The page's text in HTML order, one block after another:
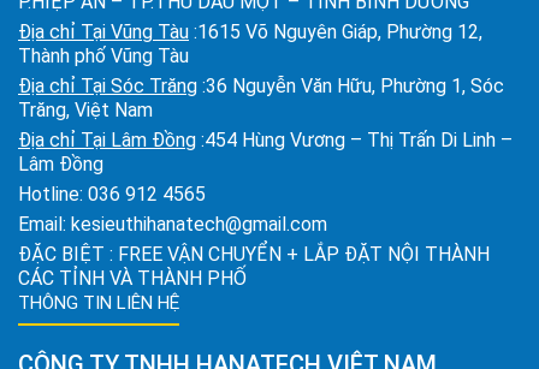
Địa chỉ Tại Vũng Tàu :1615 Võ Nguyên Giáp, Phường 12,
Thành phố Vũng Tàu
Địa chỉ Tại Sóc Trăng :36 Nguyễn Văn Hữu, Phường 1, Sóc
Trăng, Việt Nam
Địa chỉ Tại Lâm Đồng :454 Hùng Vương – Thị Trấn Di Linh –
Lâm Đồng
Hotline: 036 912 4565
Email: kesieuthihanatech@gmail.com
ĐẶC BIỆT : FREE VẬN CHUYỂN + LẮP ĐẶT NỘI THÀNH
CÁC TỈNH VÀ THÀNH PHỐ
THÔNG TIN LIÊN HỆ